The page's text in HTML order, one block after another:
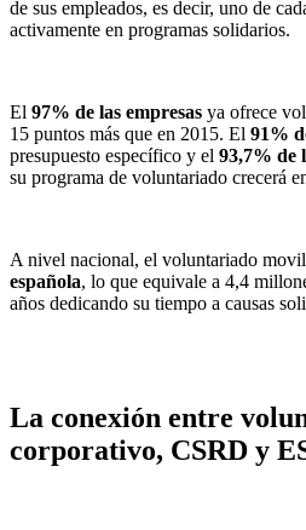
de sus empleados, es decir, uno de
activamente en programas solidarios.
El 97% de las empresas ya ofrece
15 puntos más que en 2015. El 91%
presupuesto específico y el 93,7% de
su programa de voluntariado crecerá
A nivel nacional, el voluntariado
española, lo que equivale a 4,4
años dedicando su tiempo a causas
La conexión entre
corporativo, CSRD y